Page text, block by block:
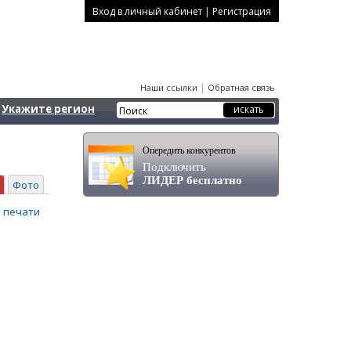
Вход в личный кабинет | Регистрация
Наши ссылки | Обратная связь
Укажите регион
Фото
печати
Опередить конкурентов
Подключить
ЛИДЕР бесплатно